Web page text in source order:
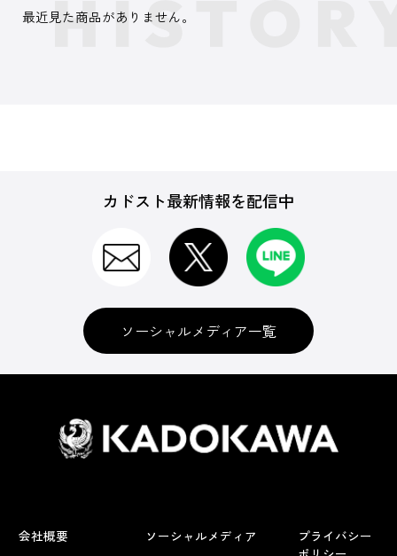
最近見た商品がありません。
カドスト最新情報を配信中
ソーシャルメディア一覧
会社概要 ソーシャルメディア
プライバシー